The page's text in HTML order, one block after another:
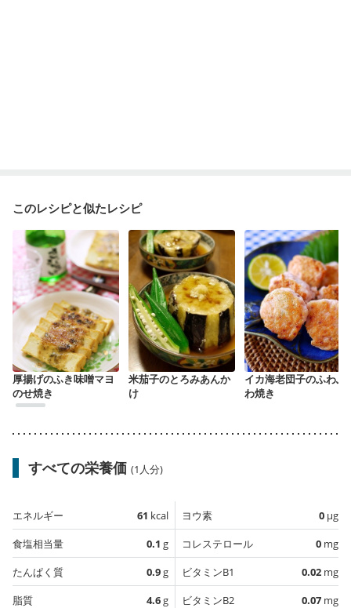
このレシピと似たレシピ
厚揚げのふき味噌マヨ
のせ焼き
米茄子のとろみあんか
け
イカ海老団子のふわふ
わ焼き
すべての栄養価 (1人分)
エネルギー 61 kcal
食塩相当量
0.1 g
たんぱく質
0.9g
脂質
4.6g
ヨウ素 0 µg
コレステロール
0 mg
ビタミンB1
0.02 mg
ビタミンB2
0.07 mg